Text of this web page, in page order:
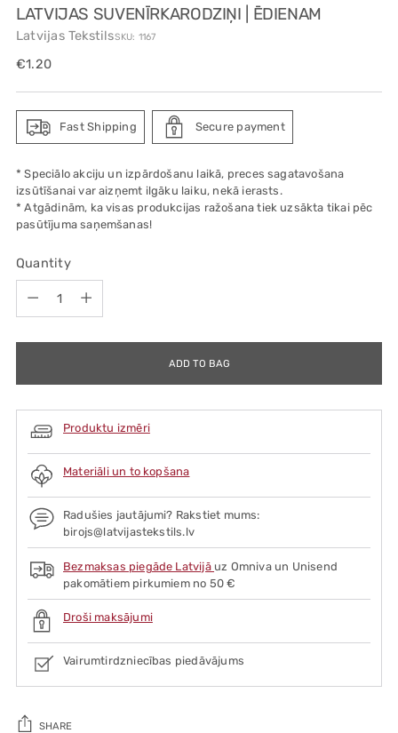
LATVIJAS SUVENĪRKARODZIŅI | ĒDIENAM
Latvijas TekstilsSKU: 1167
Regular
€1.20
Fast Shipping Secure payment
* Speciālo akciju un izpārdošanu laikā, preces sagatavošana
izsūtīšanai var aizņemt ilgāku laiku, nekā ierasts.
* Atgādinām, ka visas produkcijas ražošana tiek uzsākta tikai pēc
pasūtījuma saņemšanas!
Quantity
ADD TO BAG
Produktu izmēri
Materiāli un to kopšana
Radušies jautājumi? Rakstiet mums:
birojs@latvijastekstils.lv
Bezmaksas piegāde Latvijā uz Omniva un Unisend
pakomātiem pirkumiem no 50 €
Droši maksājumi
Vairumtirdzniecības piedāvājums
SHARE